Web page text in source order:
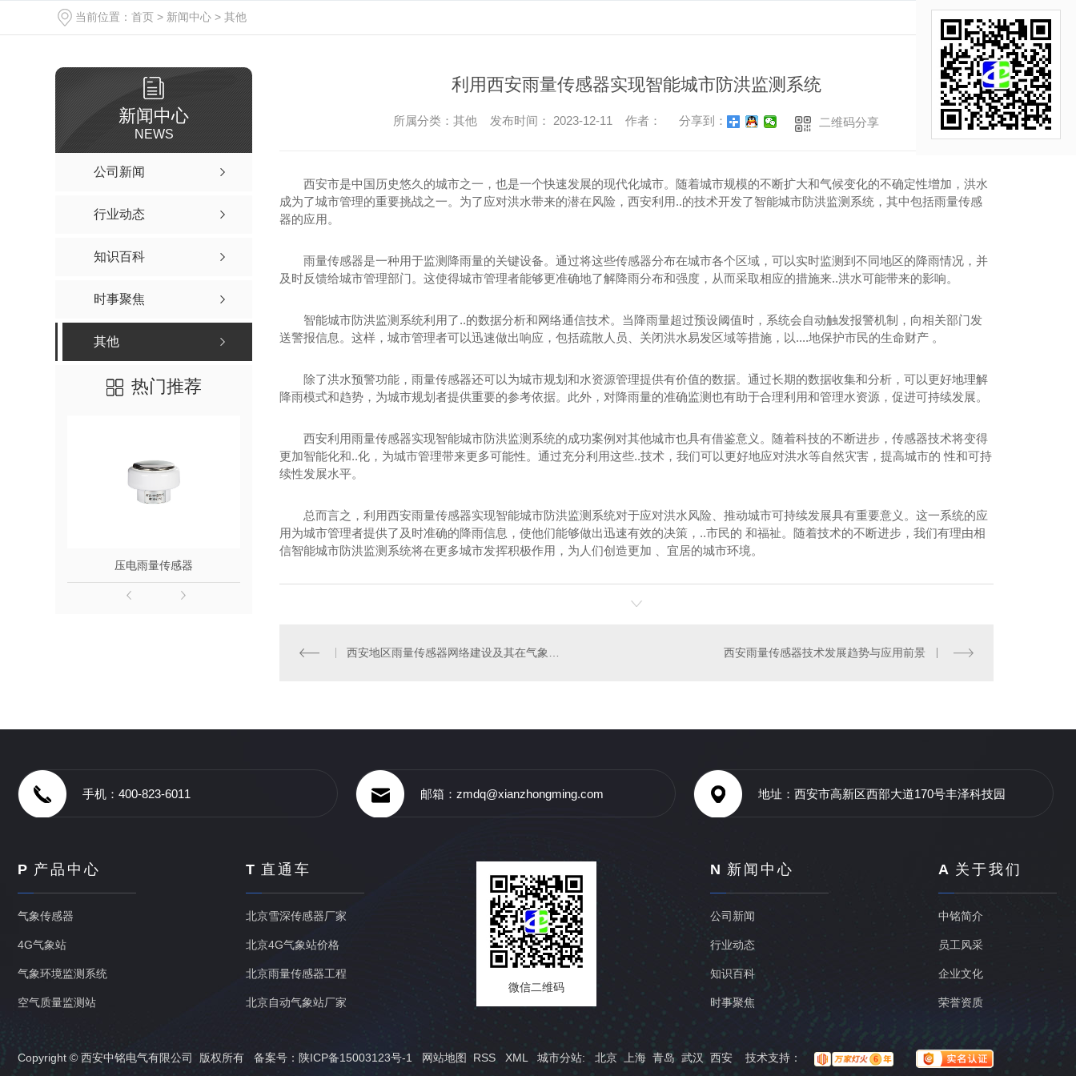
当前位置： 首页 > 新闻中心 > 其他 返回
新闻中心
NEWS
公司新闻
行业动态
知识百科
时事聚焦
其他
热门推荐
压电雨量传感器
利用西安雨量传感器实现智能城市防洪监测系统
所属分类：其他 发布时间： 2023-12-11 作者： 分享到： 二维码分享
西安市是中国历史悠久的城市之一，也是一个快速发展的现代化城市。随着城市规模的不断扩大和气候变化的不确定性增加，洪水
成为了城市管理的重要挑战之一。为了应对洪水带来的潜在风险，西安利用..的技术开发了智能城市防洪监测系统，其中包括雨量传感
器的应用。
雨量传感器是一种用于监测降雨量的关键设备。通过将这些传感器分布在城市各个区域，可以实时监测到不同地区的降雨情况，并
及时反馈给城市管理部门。这使得城市管理者能够更准确地了解降雨分布和强度，从而采取相应的措施来..洪水可能带来的影响。
智能城市防洪监测系统利用了..的数据分析和网络通信技术。当降雨量超过预设阈值时，系统会自动触发报警机制，向相关部门发
送警报信息。这样，城市管理者可以迅速做出响应，包括疏散人员、关闭洪水易发区域等措施，以....地保护市民的生命财产 。
除了洪水预警功能，雨量传感器还可以为城市规划和水资源管理提供有价值的数据。通过长期的数据收集和分析，可以更好地理解
降雨模式和趋势，为城市规划者提供重要的参考依据。此外，对降雨量的准确监测也有助于合理利用和管理水资源，促进可持续发展。
西安利用雨量传感器实现智能城市防洪监测系统的成功案例对其他城市也具有借鉴意义。随着科技的不断进步，传感器技术将变得
更加智能化和..化，为城市管理带来更多可能性。通过充分利用这些..技术，我们可以更好地应对洪水等自然灾害，提高城市的 性和可持
续性发展水平。
总而言之，利用西安雨量传感器实现智能城市防洪监测系统对于应对洪水风险、推动城市可持续发展具有重要意义。这一系统的应
用为城市管理者提供了及时准确的降雨信息，使他们能够做出迅速有效的决策，..市民的 和福祉。随着技术的不断进步，我们有理由相
信智能城市防洪监测系统将在更多城市发挥积极作用，为人们创造更加 、宜居的城市环境。
西安地区雨量传感器网络建设及其在气象预警中的应用 西安雨量传感器技术发展趋势与应用前景
手机：400-823-6011 邮箱：zmdq@xianzhongming.com 地址：西安市高新区西部大道170号丰泽科技园
P 产品中心
气象传感器
4G气象站
气象环境监测系统
空气质量监测站
T 直通车
北京雪深传感器厂家
北京4G气象站价格
北京雨量传感器工程
北京自动气象站厂家
N 新闻中心
公司新闻
行业动态
知识百科
时事聚焦
A 关于我们
中铭简介
员工风采
企业文化
荣誉资质
微信二维码
Copyright © 西安中铭电气有限公司 版权所有 备案号： 陕ICP备15003123号-1 网站地图 RSS XML 城市分站: 北京 上海 青岛 武汉 西安 技术支持：